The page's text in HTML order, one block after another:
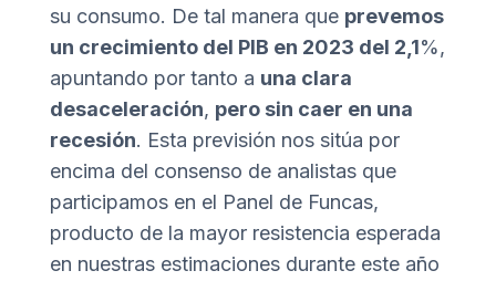
su consumo. De tal manera que prevemos
un crecimiento del PIB en 2023 del 2,1%,
apuntando por tanto a una clara
desaceleración, pero sin caer en una
recesión. Esta previsión nos sitúa por
encima del consenso de analistas que
participamos en el Panel de Funcas,
producto de la mayor resistencia esperada
en nuestras estimaciones durante este año